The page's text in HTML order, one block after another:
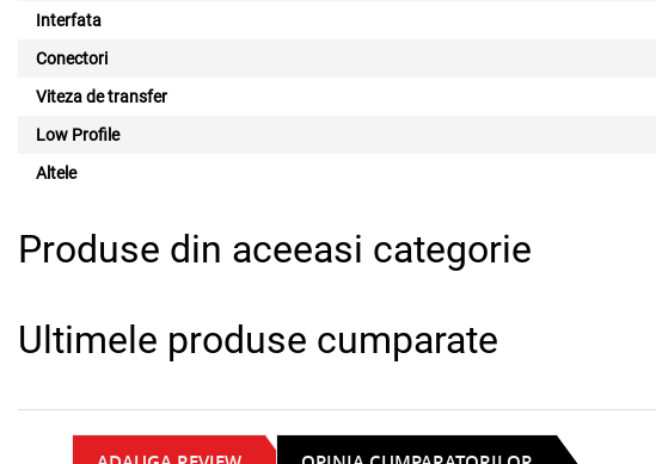
Interfata
Conectori
Viteza de transfer
Low Profile
Altele
Produse din aceeasi categorie
Ultimele produse cumparate